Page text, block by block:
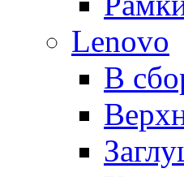
Lenovo
В